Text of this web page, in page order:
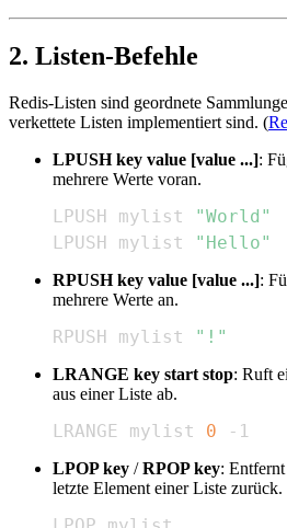
2. Listen-Befehle
Redis-Listen sind geordnete
verkettete Listen implementiert sind. (
LPUSH key value [value ...]:
mehrere Werte voran.
LPUSH mylist
"World"
LPUSH mylist
"Hello"
RPUSH key value [value ...]:
mehrere Werte an.
RPUSH mylist "!"
LRANGE key start stop: Ruft
aus einer Liste ab.
LRANGE mylist 0 -1
LPOP key /RPOP key:
letzte Element einer Liste zurück.